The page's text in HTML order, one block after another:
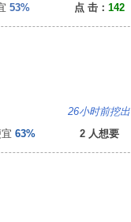
53% 点 击： 142
26小时前挖出
63% 2 人想要